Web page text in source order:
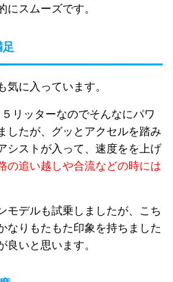
スムーズです。
気に入っています。
リッターなのでそんなにパワ
したが、グッとアクセルを踏み
シストが入って、速度をを上げ
の追い越しや合流などの時には
モデルも試乗しましたが、こち
なりもたもた印象を持ちました
いと思います。